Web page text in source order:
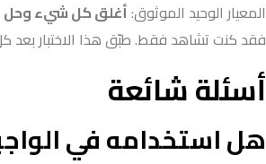
المعيار الوحيد الموثوق:أغلق كل شيء وحل
فقد كنت تشاهد فقط. طبّق هذا الاختبار بعد
أسئلة شائعة
هل استخدامه في